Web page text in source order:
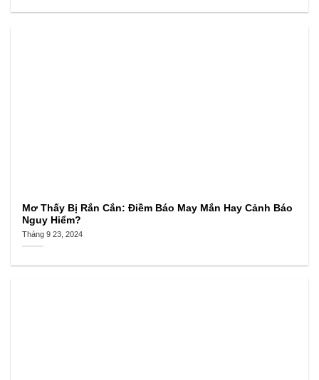
Mơ Thấy Bị Rắn Cắn: Điềm Báo May Mắn Hay Cảnh Báo
Nguy Hiểm?
Tháng 9 23, 2024